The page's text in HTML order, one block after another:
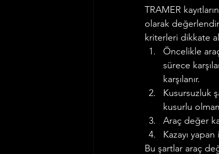
TRAMER
olarak
kriterleri dikkate
Öncelikle
sürece
karşılanır.
Kusursuzluk
kusurlu
Araç değer
Kazayı
Bu şartlar araç